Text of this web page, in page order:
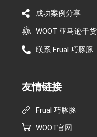
成功案例分享
WOOT 亚马逊干货
联系 Frual 巧豚豚
友情链接
Frual 巧豚豚
WOOT官网